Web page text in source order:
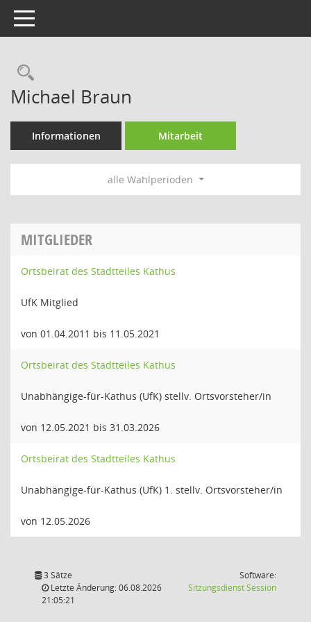
Toggle navigation
Rechercheauswahl
Michael Braun
Informationen Mitarbeit
alle Wahlperioden
MITGLIEDER
Ortsbeirat des Stadtteiles Kathus
UfK Mitglied
von 01.04.2011 bis 11.05.2021
Ortsbeirat des Stadtteiles Kathus
Unabhängige-für-Kathus (UfK) stellv. Ortsvorsteher/in
von 12.05.2021 bis 31.03.2026
Ortsbeirat des Stadtteiles Kathus
Unabhängige-für-Kathus (UfK) 1. stellv. Ortsvorsteher/in
von 12.05.2026
3 Sätze
Letzte Änderung: 06.08.2026
21:05:21
Software:
SitzungsdienstSession(Wird in